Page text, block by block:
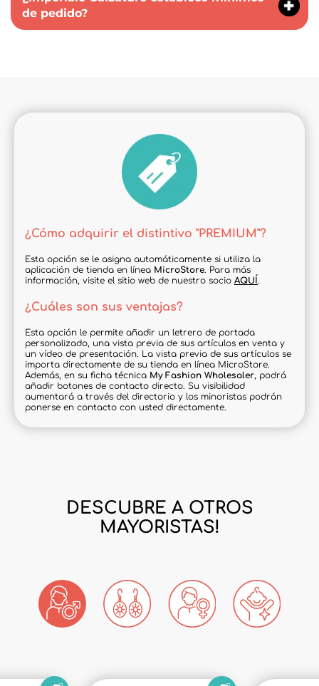
de pedido?
¿Cómo adquirir el distintivo "PREMIUM"?
Esta opción se le asigna automáticamente si utiliza la
aplicación de tienda en línea MicroStore. Para más
información, visite el sitio web de nuestro socio AQUÍ.
¿Cuáles son sus ventajas?
Esta opción le permite añadir un letrero de portada
personalizado, una vista previa de sus artículos en venta y
un vídeo de presentación. La vista previa de sus artículos se
importa directamente de su tienda en línea MicroStore.
Además, en su ficha técnica My Fashion Wholesaler, podrá
añadir botones de contacto directo. Su visibilidad
aumentará a través del directorio y los minoristas podrán
ponerse en contacto con usted directamente.
DESCUBRE A OTROS
MAYORISTAS!